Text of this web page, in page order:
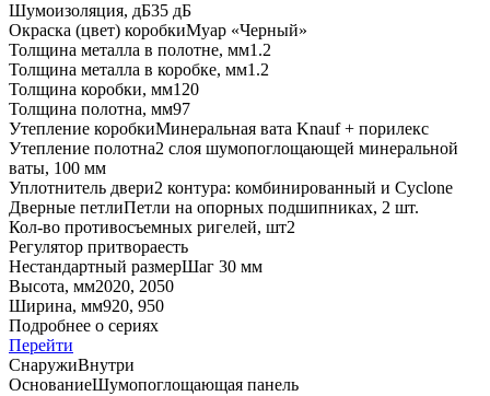
Шумоизоляция, дБ35 дБ
Окраска (цвет) коробкиМуар «Черный»
Толщина металла в полотне, мм1.2
Толщина металла в коробке, мм1.2
Толщина коробки, мм120
Толщина полотна, мм97
Утепление коробкиМинеральная вата Knauf + порилекс
Утепление полотна2 слоя шумопоглощающей минеральной
ваты, 100 мм
Уплотнитель двери2 контура: комбинированный и Cyclone
Дверные петлиПетли на опорных подшипниках, 2 шт.
Кол-во противосъемных ригелей, шт2
Регулятор притвораесть
Нестандартный размерШаг 30 мм
Высота, мм2020, 2050
Ширина, мм920, 950
Подробнее о сериях
Перейти
СнаружиВнутри
ОснованиеШумопоглощающая панель